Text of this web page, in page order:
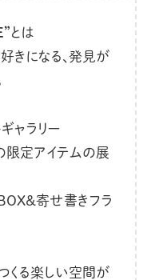
とは
きになる、発見が
ャラリー
限定アイテムの展
BOX&寄せ書きフラ
くる楽しい空間が